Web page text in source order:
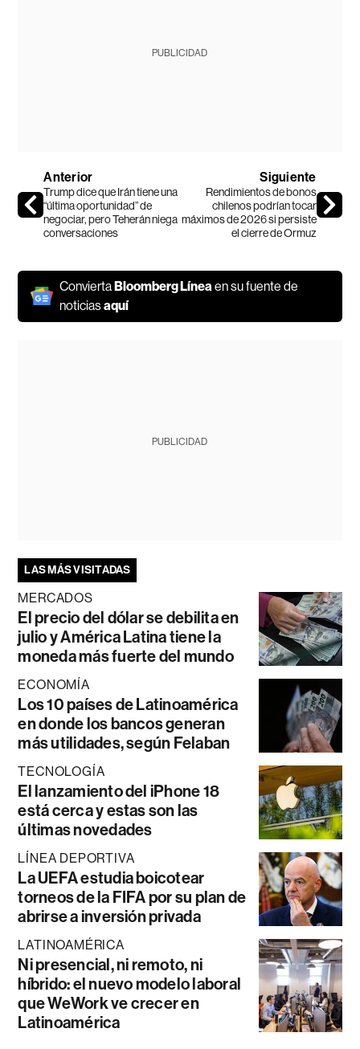
PUBLICIDAD
Anterior
Trump dice que Irán tiene una
“última oportunidad” de
negociar, pero Teherán niega
conversaciones
Siguiente
Rendimientos de bonos
chilenos podrían tocar
máximos de 2026 si persiste
el cierre de Ormuz
ConviertaBloomberg Línea en su fuente de
noticiasaquí
PUBLICIDAD
LAS MÁS VISITADAS
MERCADOS
El precio del dólar se debilita en
julio y América Latina tiene la
moneda más fuerte del mundo
ECONOMÍA
Los 10 países de Latinoamérica
en donde los bancos generan
más utilidades, según Felaban
TECNOLOGÍA
El lanzamiento del iPhone 18
está cerca y estas son las
últimas novedades
LÍNEA DEPORTIVA
La UEFA estudia boicotear
torneos de la FIFA por su plan de
abrirse a inversión privada
LATINOAMÉRICA
Ni presencial, ni remoto, ni
híbrido: el nuevo modelo laboral
que WeWork ve crecer en
Latinoamérica